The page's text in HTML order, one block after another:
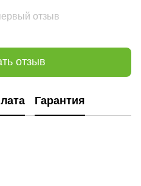
отзыв
отзыв
Гарантия